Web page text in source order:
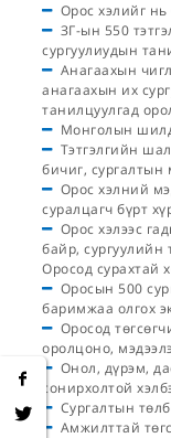
Орос хэлийг
ЗГ-ын 550
сургуулиудын
Анагаахын
анагаахын их
танилцуулгад
Монголын
Тэтгэлгийн
бичиг, сургалтын
Орос хэлний
суралцагч бүрт
Орос хэлээс
байр, сургуулийн
Оросод сурахтай
Оросын 500
баримжаа олгох
Оросод
оролцоно,
Онол, дүрэм,
сонирхолтой
Сургалтын
Амжилттай